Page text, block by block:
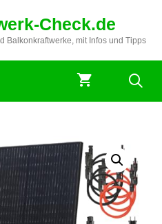
Check.de
Balkonkraftwerke, mit Infos und Tipps